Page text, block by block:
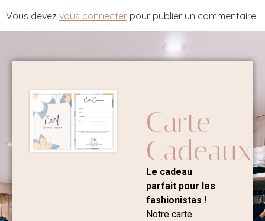
Vous devez vous connecter pour publier un commentaire.
Carte
Cadeaux
Le cadeau
parfait pour les
fashionistas !
Notre carte